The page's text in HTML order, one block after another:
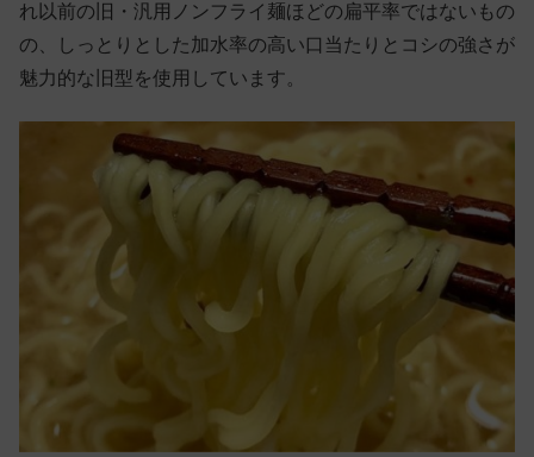
れ以前の旧・汎用ノンフライ麺ほどの扁平率ではないもの
の、しっとりとした加水率の高い口当たりとコシの強さが
魅力的な旧型を使用しています。